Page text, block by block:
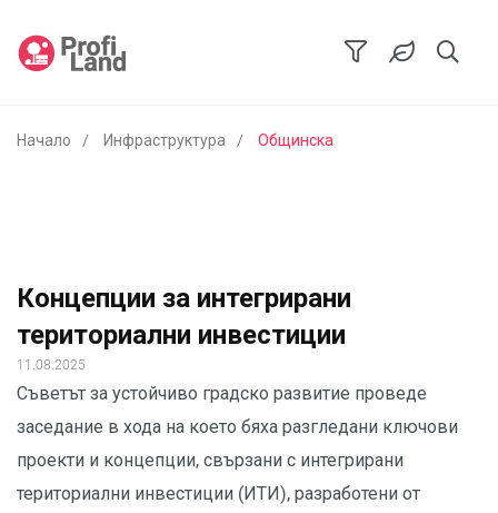
Начало Инфраструктура Общинска
Концепции за интегрирани
териториални инвестиции
11.08.2025
Съветът за устойчиво градско развитие проведе
заседание в хода на което бяха разгледани ключови
проекти и концепции, свързани с интегрирани
териториални инвестиции (ИТИ), разработени от